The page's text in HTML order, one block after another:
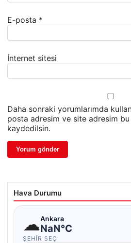
E-posta *
İnternet sitesi
Daha sonraki yorumlarımda
posta adresim ve site adresim bu
kaydedilsin.
Hava Durumu
☁Ankara
NaN°C
ŞEHIR SEÇ